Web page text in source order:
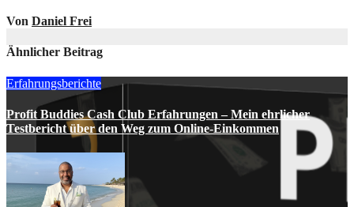
Von Daniel Frei
Ähnlicher Beitrag
Erfahrungsberichte
Profit Buddies Cash Club Erfahrungen – Mein ehrlicher
Testbericht über den Weg zum Online-Einkommen